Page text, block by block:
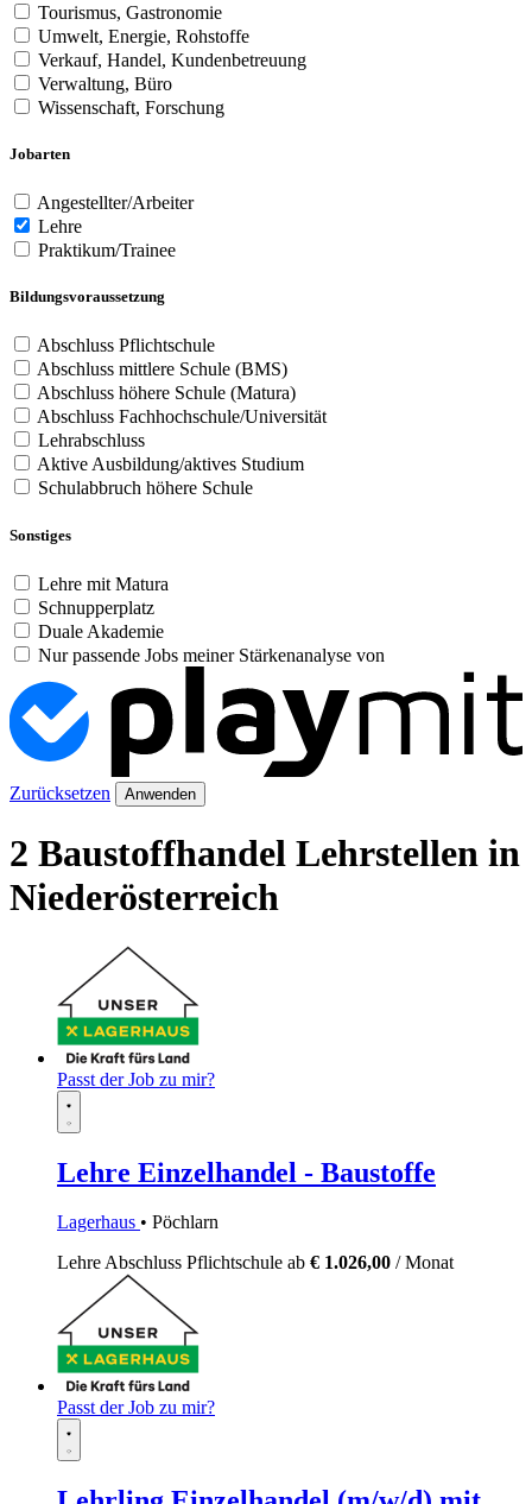
Tourismus, Gastronomie
Umwelt, Energie, Rohstoffe
Verkauf, Handel, Kundenbetreuung
Verwaltung, Büro
Wissenschaft, Forschung
Jobarten
Angestellter/Arbeiter
Lehre
Praktikum/Trainee
Bildungsvoraussetzung
Abschluss Pflichtschule
Abschluss mittlere Schule (BMS)
Abschluss höhere Schule (Matura)
Abschluss Fachhochschule/Universität
Lehrabschluss
Aktive Ausbildung/aktives Studium
Schulabbruch höhere Schule
Sonstiges
Lehre mit Matura
Schnupperplatz
Duale Akademie
Nur passende Jobs meiner Stärkenanalyse von
Zurücksetzen Anwenden
2 Baustoffhandel Lehrstellen in
Niederösterreich
Passt der Job zu mir?
Lehre Einzelhandel - Baustoffe
Lagerhaus • Pöchlarn
LehreAbschluss Pflichtschule ab € 1.026,00 / Monat
Passt der Job zu mir?